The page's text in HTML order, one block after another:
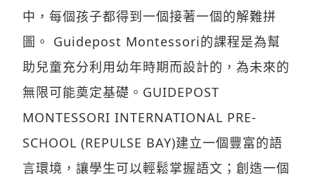
中，每個孩子都得到一個接著一個的解難拼
圖。 Guidepost Montessori的課程是為幫
助兒童充分利用幼年時期而設計的，為未來的
無限可能奠定基礎。GUIDEPOST
MONTESSORI INTERNATIONAL PRE-
SCHOOL (REPULSE BAY)建立一個豐富的語
言環境，讓學生可以輕鬆掌握語文；創造一個